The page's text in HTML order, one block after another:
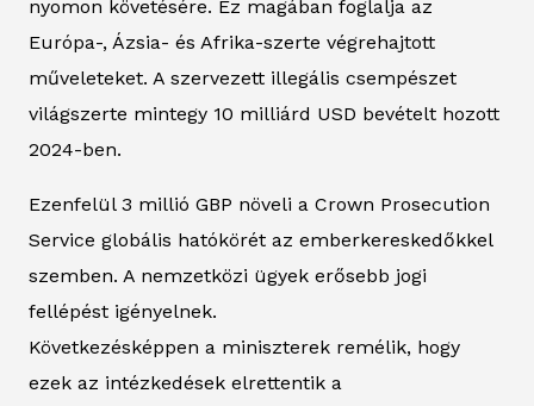
nyomon követésére. Ez magában foglalja az
Európa-, Ázsia- és Afrika-szerte végrehajtott
műveleteket. A szervezett illegális csempészet
világszerte mintegy 10 milliárd USD bevételt hozott
2024-ben.
Ezenfelül 3 millió GBP növeli a Crown Prosecution
Service globális hatókörét az emberkereskedőkkel
szemben. A nemzetközi ügyek erősebb jogi
fellépést igényelnek.
Következésképpen a miniszterek remélik, hogy
ezek az intézkedések elrettentik a